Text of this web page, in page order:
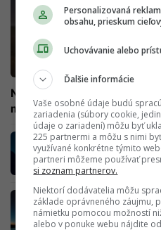
Nočnú oblohu rozžiaria až
máš najlepšiu šancu vidieť ich
Vytiahni
Práve teraz
sa ešte pár
Na
podmienky
aj kométy.
Personalizovaná
obsahu, prieskum
Uchovávanie alebo
Ďalšie informácie
Vaše osobné údaje budú
zariadenia (súbory cookie,
údaje o zariadení) môžu byť
225 partnermi a môžu s nimi
využívané konkrétne týmito
partneri môžeme používať
si zoznam partnerov.
Niektorí dodávatelia môžu
základe oprávneného záujmu,
námietku pomocou možností
alebo v ponuke webu nájdite